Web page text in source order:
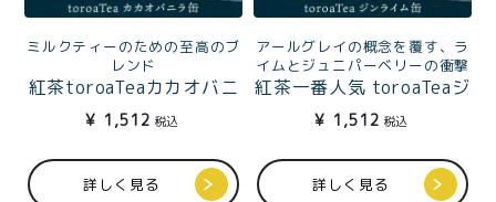
ミルクティーのための至高のブ
レンド
紅茶toroaTeaカカオバニ
ラ10袋入缶（イングリッ
シュ・ブレックファース
ト）
¥ 1,512 税込
詳しく見る
アールグレイの概念を覆す、ラ
イムとジュニパーベリーの衝撃
紅茶一番人気 toroaTeaジ
ンライム10袋入缶（アー
ルグレイ）
¥ 1,512 税込
詳しく見る